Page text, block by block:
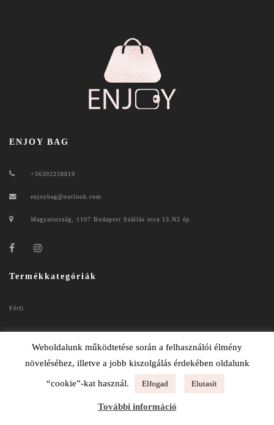
ENJOY BAG
+36302238819
enjoybag@outlook.com
Magyarország, 1107 Budapest Szállás utca 13.N2 ép.
Termékkategóriák
Férfi
ADATKEZELÉSI TÁJÉKOZTATÓ
Weboldalunk működtetése során a felhasználói élmény
növeléséhez, illetve a jobb kiszolgálás érdekében oldalunk
“cookie”-kat használ. Elfogad Elutasít
További információ